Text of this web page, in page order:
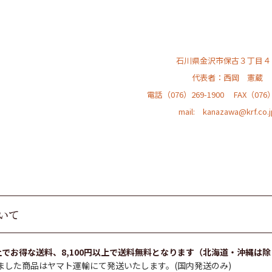
石川県金沢市保古３丁目
代表者：西岡 憲蔵
電話（076）269-1900 FAX（076
mail:
て
お得な送料、8,100円以上で送料無料となります（北海道・沖縄は
した商品はヤマト運輸にて発送いたします。(国内発送のみ)